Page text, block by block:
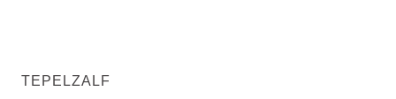
TEPELZALF